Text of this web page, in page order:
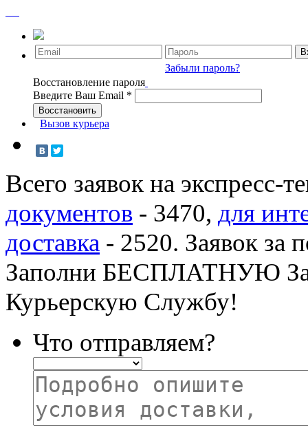
Забыли пароль?
Восстановление пароля
Введите Ваш Email *
Вызов курьера
Всего заявок на экспресс-
документов - 3470, для
доставка - 2520. Заявок за
Заполни БЕСПЛАТНУЮ
Курьерскую Службу!
Что отправляем?